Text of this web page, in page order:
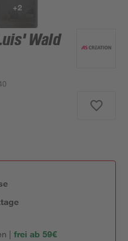
+2
Wald
| frei ab 59€